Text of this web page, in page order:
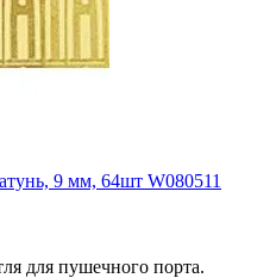
9 мм, 64шт W080511
для пушечного порта.